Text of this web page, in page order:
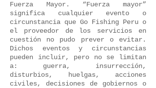
Fuerza Mayor. “Fuerza mayor”
significa cualquier evento o
circunstancia que Go Fishing Peru o
el proveedor de los servicios en
cuestión no pudo prever o evitar.
Dichos eventos y circunstancias
pueden incluir, pero no se limitan
a: guerra, insurrección,
disturbios, huelgas, acciones
civiles, decisiones de gobiernos o